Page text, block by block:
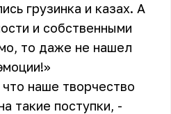
грузинка и казах. А
и собственными
то даже не нашел
наше творчество
такие поступки, -